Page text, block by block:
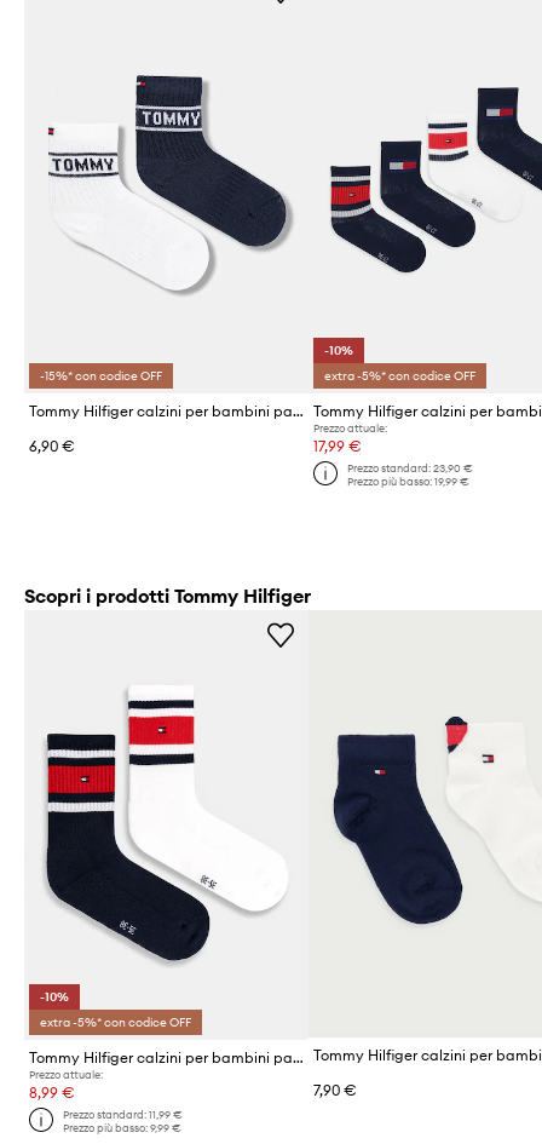
-15%* con codice OFF
Tommy Hilfiger calzini per bambini pacco da 2
6,90 €
-10%
extra -5%* con codice OFF
Prezzo attuale:
17,99 €
Prezzo standard: 23,90 €
Prezzo più basso: 19,99 €
Scopri i prodotti Tommy Hilfiger
-10%
extra -5%* con codice OFF
Tommy Hilfiger calzini per bambini pacco da 2
Prezzo attuale:
8,99 €
Prezzo standard:11,99 €
Prezzo più basso:9,99 €
7,90 €